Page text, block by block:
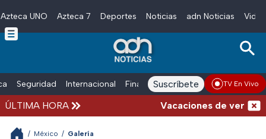
Skip to main content
Azteca UNO Azteca 7 Deportes Noticias adn Noticias
Seguridad Internacional Finanzas adn Noticias Radio
Suscríbete TV En Vivo
ÚLTIMA HORA Vacaciones de verano
/ México / Galería